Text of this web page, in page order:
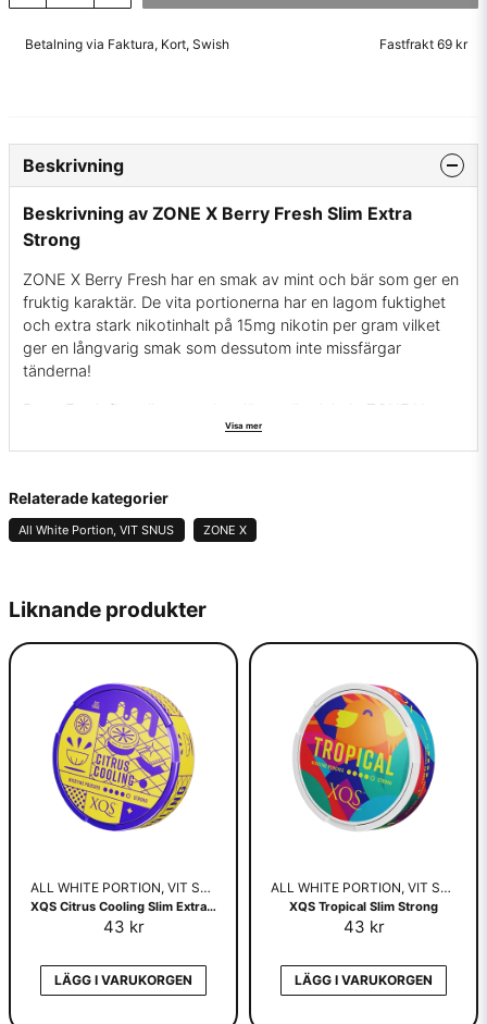
Betalning via Faktura, Kort, Swish Fastfrakt 69 kr
Liknande produkter
ALL WHITE PORTION, VIT SNUS
XQS Citrus Cooling Slim Extra Strong
43 kr
LÄGG I VARUKORGEN
ALL WHITE PORTION, VIT SNUS
XQS Tropical Slim Strong
43 kr
LÄGG I VARUKORGEN
Beskrivning
Beskrivning av ZONE X Berry Fresh Slim Extra
Strong
ZONE X Berry Fresh har en smak av mint och bär som ger en
fruktig karaktär. De vita portionerna har en lagom fuktighet
och extra stark nikotinhalt på 15mg nikotin per gram vilket
ger en långvarig smak som dessutom inte missfärgar
tänderna!
Berry Fresh finns även med en lägre nikotinhalt: ZONE X
Visa mer
Relaterade kategorier
All White Portion, VIT SNUS ZONE X